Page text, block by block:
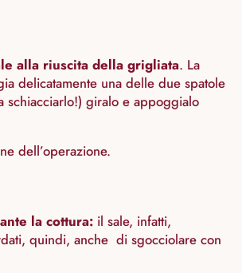
alla riuscita della grigliata. La
delicatamente una delle due spatole
schiacciarlo!) giralo e appoggialo
dell’operazione.
la cottura: il sale, infatti,
quindi, anche di sgocciolare con